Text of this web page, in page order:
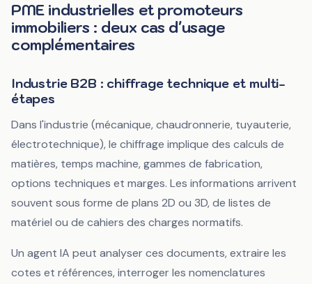
PME industrielles et promoteurs
immobiliers : deux cas d'usage
complémentaires
Industrie B2B : chiffrage technique et multi-
étapes
Dans l'industrie (mécanique, chaudronnerie, tuyauterie,
électrotechnique), le chiffrage implique des calculs de
matières, temps machine, gammes de fabrication,
options techniques et marges. Les informations arrivent
souvent sous forme de plans 2D ou 3D, de listes de
matériel ou de cahiers des charges normatifs.
Un agent IA peut analyser ces documents, extraire les
cotes et références, interroger les nomenclatures